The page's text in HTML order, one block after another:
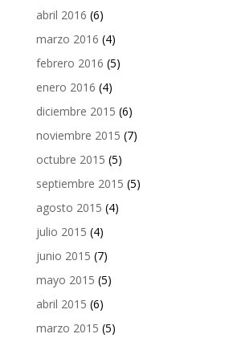
abril 2016 (6)
marzo 2016 (4)
febrero 2016 (5)
enero 2016 (4)
diciembre 2015 (6)
noviembre 2015 (7)
octubre 2015 (5)
septiembre 2015 (5)
agosto 2015 (4)
julio 2015 (4)
junio 2015 (7)
mayo 2015 (5)
abril 2015 (6)
marzo 2015 (5)